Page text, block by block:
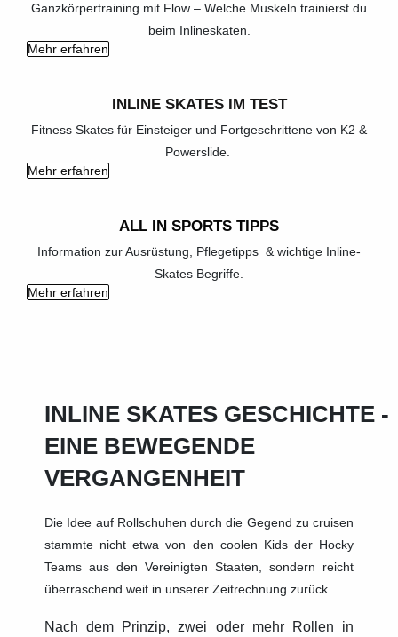
Ganzkörpertraining mit Flow – Welche Muskeln trainierst du
beim Inlineskaten.
Mehr erfahren
INLINE SKATES IM TEST
Fitness Skates für Einsteiger und Fortgeschrittene von K2 &
Powerslide.
Mehr erfahren
ALL IN SPORTS TIPPS
Information zur Ausrüstung, Pflegetipps & wichtige Inline-
Skates Begriffe.
Mehr erfahren
INLINE SKATES GESCHICHTE -
EINE BEWEGENDE
VERGANGENHEIT
Die Idee auf Rollschuhen durch die Gegend zu cruisen
stammte nicht etwa von den coolen Kids der Hocky
Teams aus den Vereinigten Staaten, sondern reicht
überraschend weit in unserer Zeitrechnung zurück.
Nach dem Prinzip, zwei oder mehr Rollen in